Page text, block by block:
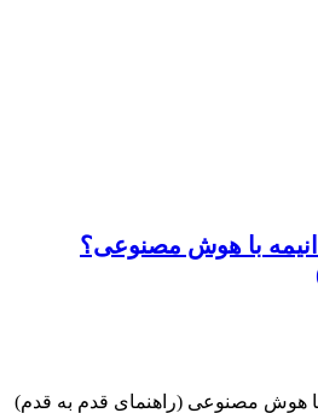
با هوش مصنوعی؟
هوش مصنوعی (راهنمای قدم به قدم)